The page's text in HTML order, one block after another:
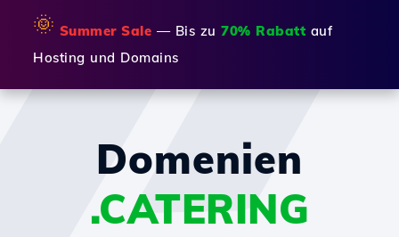
🌞 Summer Sale — Bis zu 70% Rabatt auf
Hosting und Domains
Domenien
.CATERING